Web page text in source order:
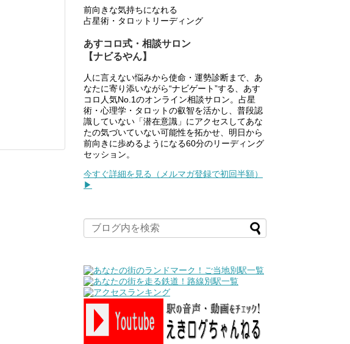
前向きな気持ちになれる
占星術・タロットリーディング
あすコロ式・相談サロン
【ナビるやん】
人に言えない悩みから使命・運勢診断まで、あ
なたに寄り添いながら“ナビゲート”する、あす
コロ人気No.1のオンライン相談サロン。占星
術・心理学・タロットの叡智を活かし、普段認
識していない「潜在意識」にアクセスしてあな
たの気づいていない可能性を拓かせ、明日から
前向きに歩めるようになる60分のリーディング
セッション。
今すぐ詳細を見る（メルマガ登録で初回半額）
▶